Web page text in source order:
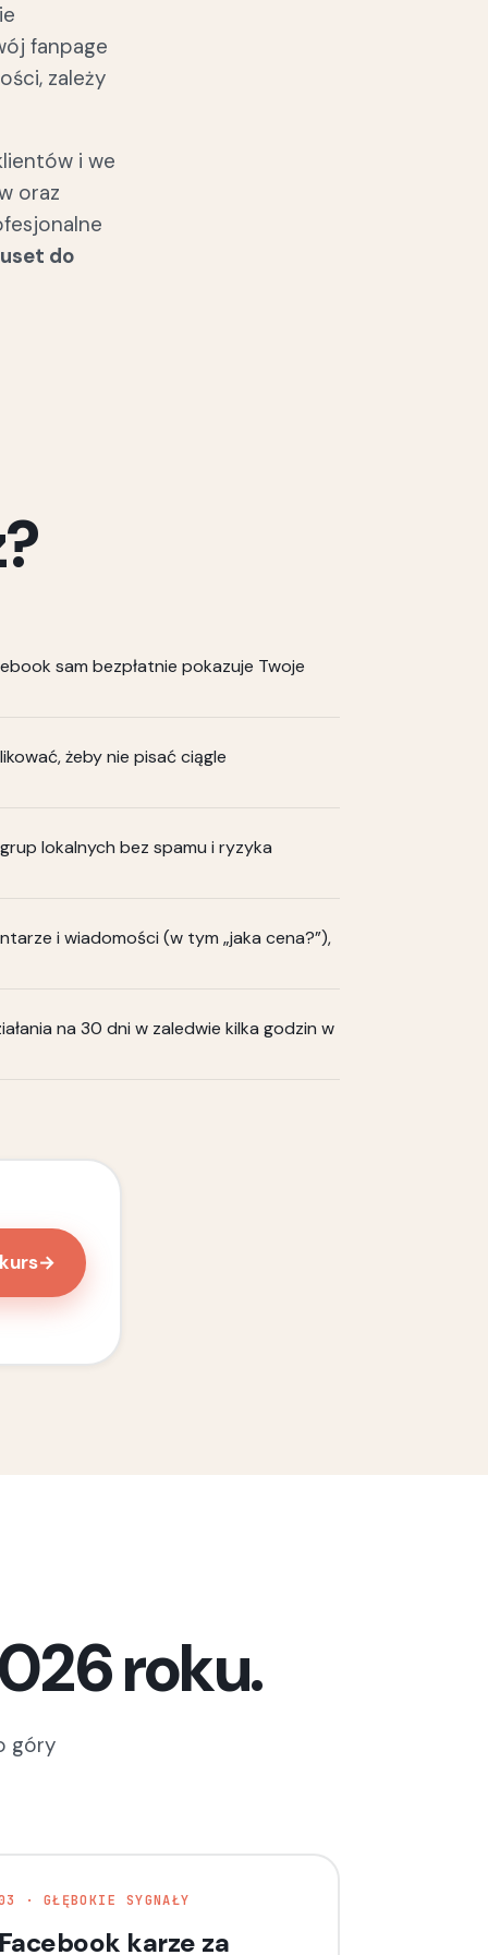
fanpage
zależy
i we
oraz
do
sam bezpłatnie pokazuje Twoje
żeby nie pisać ciągle
lokalnych bez spamu i ryzyka
i wiadomości (w tym „jaka cena?”),
na 30 dni w zaledwie kilka godzin w
→
roku.
góry
· GŁĘBOKIE SYGNAŁY
karze za